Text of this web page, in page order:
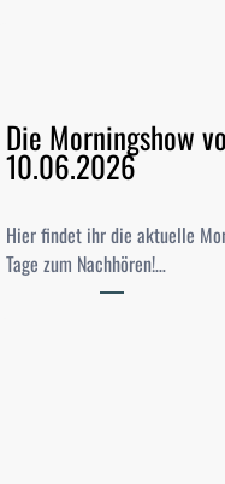
Die Morningshow
10.06.2026
Hier findet ihr die aktuelle
Tage zum Nachhören!…